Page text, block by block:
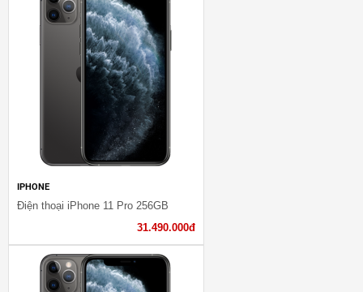
IPHONE
Điện thoại iPhone 11 Pro 256GB
31.490.000đ